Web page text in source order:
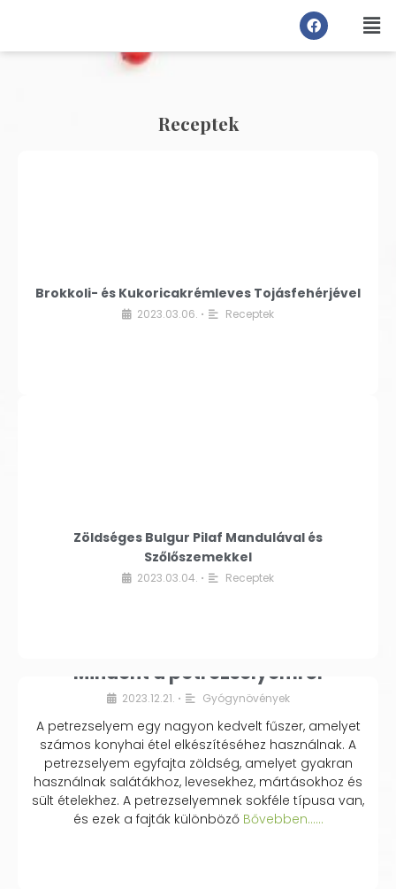
Receptek
Brokkoli- és Kukoricakrémleves Tojásfehérjével
2023.03.06. • Receptek
Zöldséges Bulgur Pilaf Mandulával és
Szőlőszemekkel
2023.03.04. • Receptek
Mindent a petrezselyemről
2023.12.21. • Gyógynövények
A petrezselyem egy nagyon kedvelt fűszer, amelyet
számos konyhai étel elkészítéséhez használnak. A
petrezselyem egyfajta zöldség, amelyet gyakran
használnak salátákhoz, levesekhez, mártásokhoz és
sült ételekhez. A petrezselyemnek sokféle típusa van,
és ezek a fajták különbözőBővebben...…